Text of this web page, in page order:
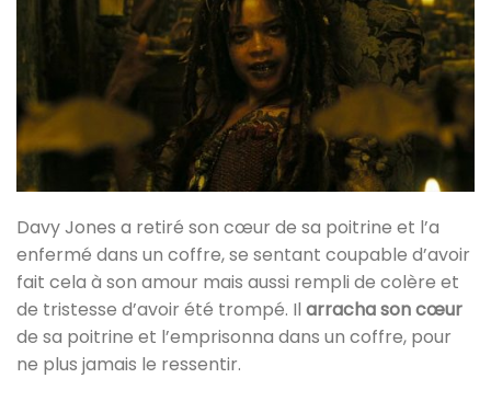
Davy Jones a retiré son cœur de sa poitrine et l’a
enfermé dans un coffre, se sentant coupable d’avoir
fait cela à son amour mais aussi rempli de colère et
de tristesse d’avoir été trompé. Il arracha son cœur
de sa poitrine et l’emprisonna dans un coffre, pour
ne plus jamais le ressentir.